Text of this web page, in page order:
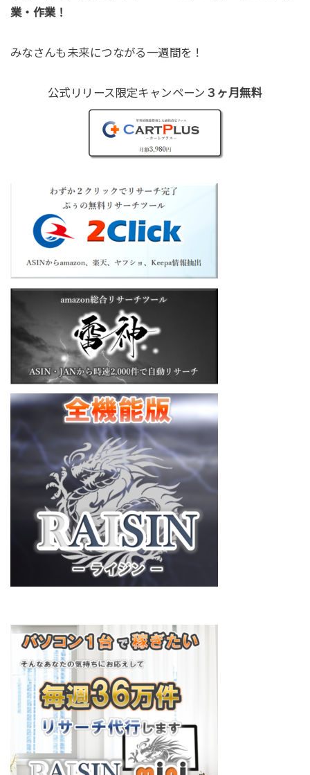
業・作業！
みなさんも未来につながる一週間を！
公式リリース限定キャンペーン ３ヶ月無料